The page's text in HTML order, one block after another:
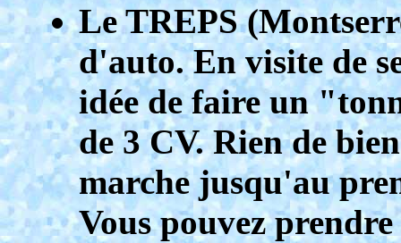
Le TREPS
d'auto. En visite de
idée de faire un
de 3 CV. Rien de
marche jusqu'au
Vous pouvez